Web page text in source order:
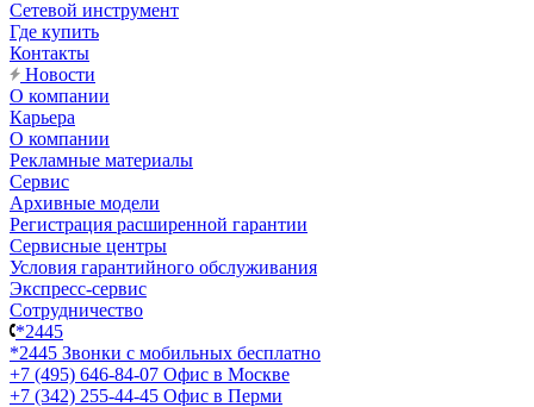
Сетевой инструмент
Где купить
Контакты
Новости
О компании
Карьера
О компании
Рекламные материалы
Сервис
Архивные модели
Регистрация расширенной гарантии
Сервисные центры
Условия гарантийного обслуживания
Экспресс-сервис
Сотрудничество
*2445
*2445 Звонки с мобильных бесплатно
+7 (495) 646-84-07 Офис в Москве
+7 (342) 255-44-45 Офис в Перми